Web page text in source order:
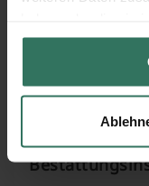
gesammelt haben.
St. Barbara-
66271